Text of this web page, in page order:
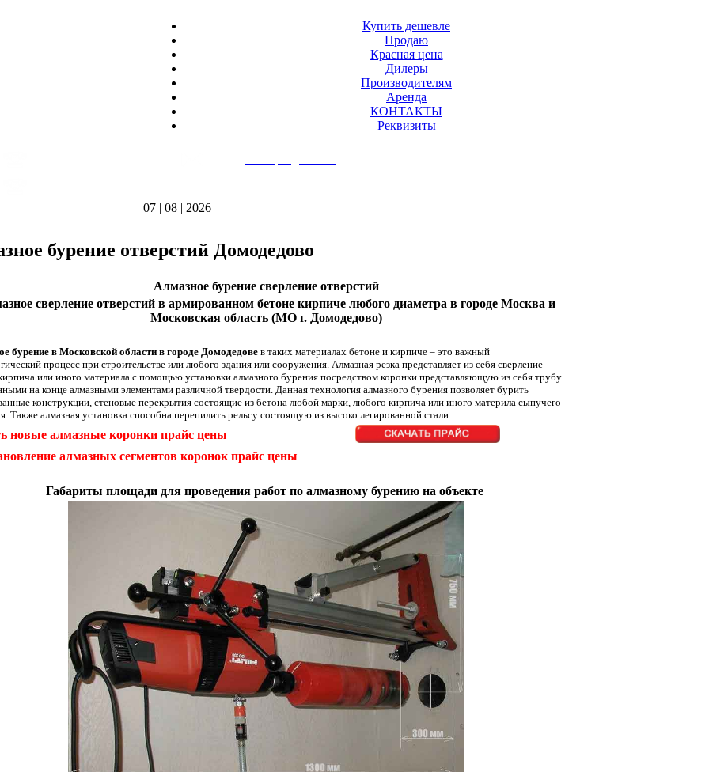
Купить дешевле
Продаю
Красная цена
Дилеры
Производителям
Аренда
КОНТАКТЫ
Реквизиты
07 | 08 | 2026
бурение отверстий Домодедово
Алмазное бурение сверление отверстий
сверление отверстий в армированном бетоне кирпиче любого диаметра в городе Москва и
Московская область (МО г. Домодедово)
бурение в Московской области в городе Домодедове в таких материалах бетоне и кирпиче – это важный
процесс при строительстве или любого здания или сооружения. Алмазная резка представляет из себя сверление
или иного материала с помощью установки алмазного бурения посредством коронки представляющую из себя трубу
на конце алмазными элементами различной твердости. Данная технология алмазного бурения позволяет бурить
конструкции, стеновые перекрытия состоящие из бетона любой марки, любого кирпича или иного материла сыпучего
Также алмазная установка способна перепилить рельсу состоящую из высоко легированной стали.
новые алмазные коронки прайс цены
алмазных сегментов коронок прайс цены
Габариты площади для проведения работ по алмазному бурению на объекте